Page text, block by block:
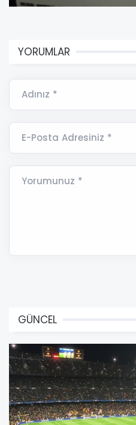
YORUMLAR
Adınız *
E-Posta Adresiniz *
Yorumunuz *
GÜNCEL